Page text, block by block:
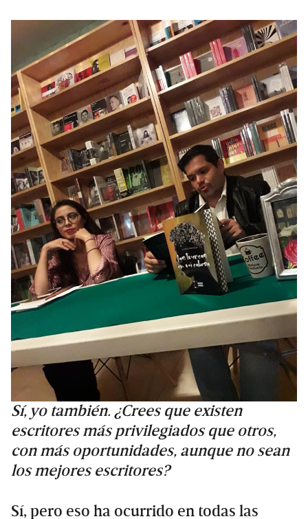
Sí, yo también. ¿Crees que existen
escritores más privilegiados que otros,
con más oportunidades, aunque no sean
los mejores escritores?
Sí, pero eso ha ocurrido en todas las